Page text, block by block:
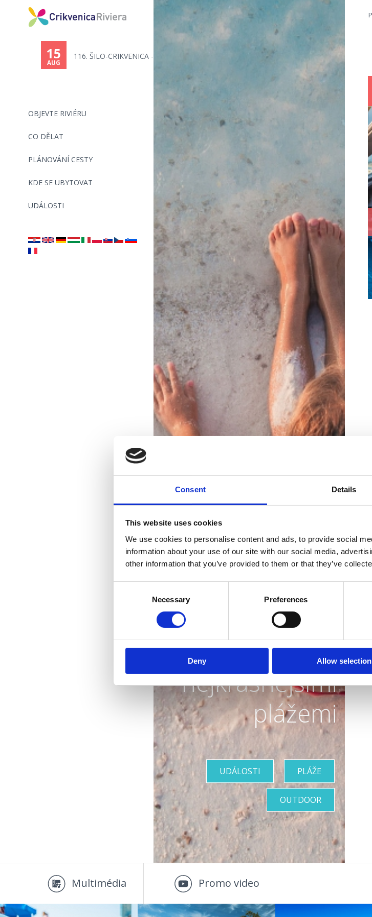
Consent Details
This website uses cookies
We use cookies to personalise content and ads, to provide social
information about your use of our site with our social media,
other information that you’ve provided to them or that they’ve
Necessary Preferences
Deny Allow selection
Jump to
OBJEVTE RIVIÉRU
CO DĚLAT
PLÁNOVÁNÍ CESTY
KDE SE UBYTOVAT
UDÁLOSTI
116. ŠILO-CRIKVENICA - PLAVECK...
Riviéra s
nejkrásnějšími
plážemi
PLÁŽE
UDÁLOSTI
OUTDOOR
Multimédia Promo video